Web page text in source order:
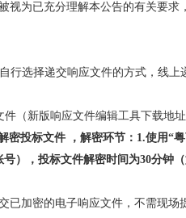
视为已充分理解本公告的有关要
行选择递交响应文件的方式，线
（新版响应文件编辑工具下载地
密投标文件 ，解密环节：1.使用“
）
， 投标文件解密时间为30分钟
加密的电子响应文件，不需现场